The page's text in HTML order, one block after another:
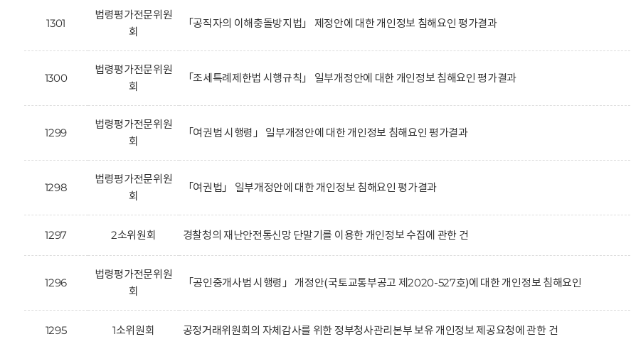
1301
법령평가전문위원
회
「공직자의 이해충돌방지법」 제정안에 대한 개인정보 침해요인 평가결과
1300
법령평가전문위원
회
「조세특례제한법 시행규칙」 일부개정안에 대한 개인정보 침해요인 평가결과
1299
법령평가전문위원
회
「여권법 시행령」 일부개정안에 대한 개인정보 침해요인 평가결과
1298
법령평가전문위원
회
「여권법」 일부개정안에 대한 개인정보 침해요인 평가결과
1297 2소위원회 경찰청의 재난안전통신망 단말기를 이용한 개인정보 수집에 관한 건
1296
법령평가전문위원
회
「공인중개사법 시행령」 개정안(국토교통부공고 제2020-527호)에 대한 개인정보 침해요인
1295 1소위원회 공정거래위원회의 자체감사를 위한 정부청사관리본부 보유 개인정보 제공요청에 관한 건